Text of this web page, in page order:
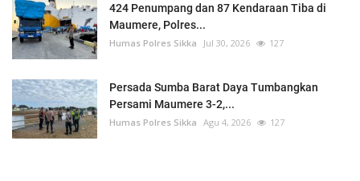
424 Penumpang dan 87 Kendaraan Tiba di
Maumere, Polres...
Humas Polres Sikka Jul 30, 2026 127
Persada Sumba Barat Daya Tumbangkan
Persami Maumere 3-2,...
Humas Polres Sikka Agu 4, 2026 127